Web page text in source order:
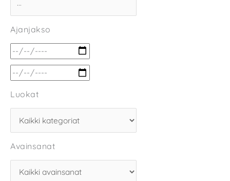
Ajanjakso
Luokat
Avainsanat